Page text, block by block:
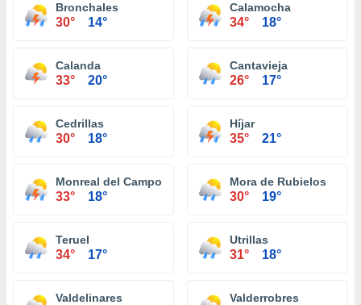
Bronchales
30° 14°
Calamocha
34° 18°
Calanda
33° 20°
Cantavieja
26° 17°
Cedrillas
30° 18°
Híjar
35° 21°
Monreal del Campo
33° 18°
Mora de Rubielos
30° 19°
Teruel
34° 17°
Utrillas
31° 18°
Valdelinares Valderrobres